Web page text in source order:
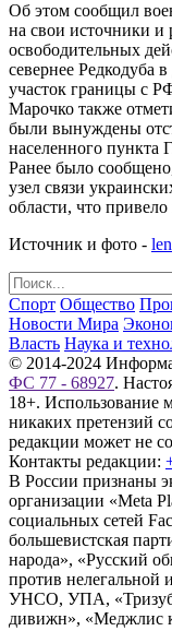
Об этом сообщил
на свои источники и
освободительных
севернее Редкодуба
участок границы с
Марочко также
были вынуждены
населенного пункта
Ранее было
узел связи
области, что
Источник и фото -
Спорт Общество
Новости Мира
Власть Наука и
© 2014-2024
ФС 77 - 68927.
18+. Использование
никаких претензий
редакции может не
Контакты редакции:
В России признаны
организации «Meta
социальных сетей
большевистская
народа», «Русский
против
УНСО, УПА, «Тризуб
дивижн», «Меджлис